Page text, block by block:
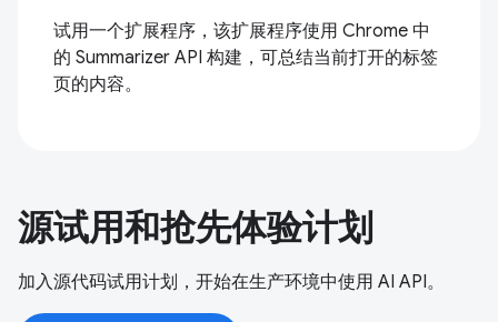
试用一个扩展程序，该扩展程序使用 Chrome 中
的 Summarizer API 构建，可总结当前打开的标签
页的内容。
源试用和抢先体验计划
加入源代码试用计划，开始在生产环境中使用 AI API。